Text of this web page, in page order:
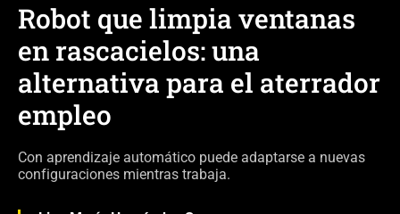
Robot que limpia ventanas
en rascacielos: una
alternativa para el aterrador
empleo
Con aprendizaje automático puede adaptarse a nuevas
configuraciones mientras trabaja.